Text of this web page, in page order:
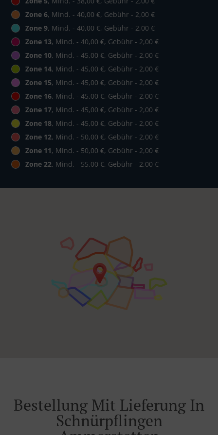
Zone 6, Mind. - 40,00 €, Gebühr - 2,00 €
Zone 9, Mind. - 40,00 €, Gebühr - 2,00 €
Zone 13, Mind. - 40,00 €, Gebühr - 2,00 €
Zone 10, Mind. - 45,00 €, Gebühr - 2,00 €
Zone 14, Mind. - 45,00 €, Gebühr - 2,00 €
Zone 15, Mind. - 45,00 €, Gebühr - 2,00 €
Zone 16, Mind. - 45,00 €, Gebühr - 2,00 €
Zone 17, Mind. - 45,00 €, Gebühr - 2,00 €
Zone 18, Mind. - 45,00 €, Gebühr - 2,00 €
Zone 12, Mind. - 50,00 €, Gebühr - 2,00 €
Zone 11, Mind. - 50,00 €, Gebühr - 2,00 €
Zone 22, Mind. - 55,00 €, Gebühr - 2,00 €
Bestellung Mit Lieferung In
Schnürpflingen